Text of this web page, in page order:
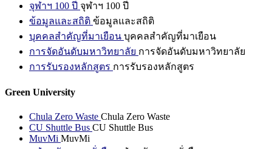
จุฬาฯ 100 ปี จุฬาฯ 100 ปี
ข้อมูลและสถิติ ข้อมูลและสถิติ
บุคคลสำคัญที่มาเยือน บุคคลสำคัญที่มาเยือน
การจัดอันดับมหาวิทยาลัย การจัดอันดับมหาวิทยาลัย
การรับรองหลักสูตร การรับรองหลักสูตร
Green University
Chula Zero Waste Chula Zero Waste
CU Shuttle Bus CU Shuttle Bus
MuvMi MuvMi